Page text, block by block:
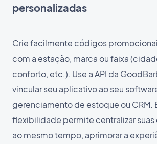
personalizadas
Crie facilmente códigos
com a estação, marca ou faixa
conforto, etc.). Use a API da
vincular seu aplicativo ao seu
gerenciamento de estoque ou CRM.
flexibilidade permite centralizar suas
ao mesmo tempo, aprimorar a